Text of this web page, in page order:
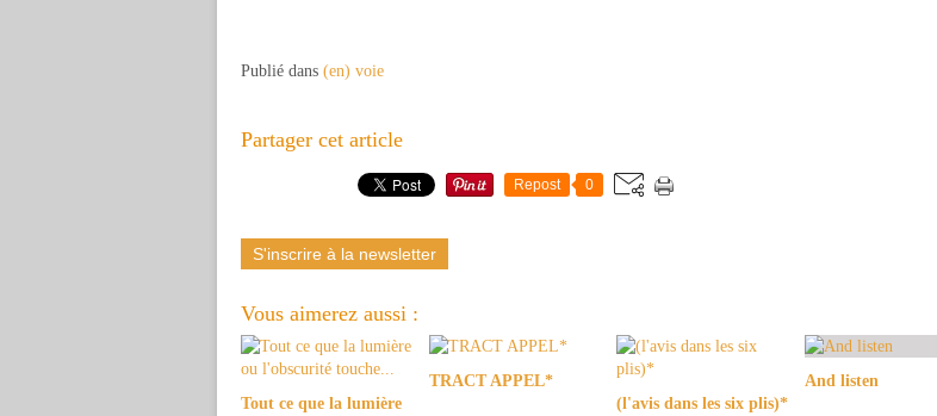
Publié dans (en) voie
Partager cet article
Repost 0
S'inscrire à la newsletter
Vous aimerez aussi :
Tout ce que la lumière
TRACT APPEL*
(l'avis dans les six plis)*
And listen